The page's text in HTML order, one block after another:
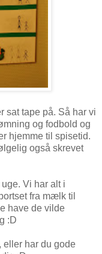
sat tape på. Så har vi
og fodbold og
hjemme til spisetid.
også skrevet
Vi har alt i
fra mælk til
have de vilde
:D
har du gode